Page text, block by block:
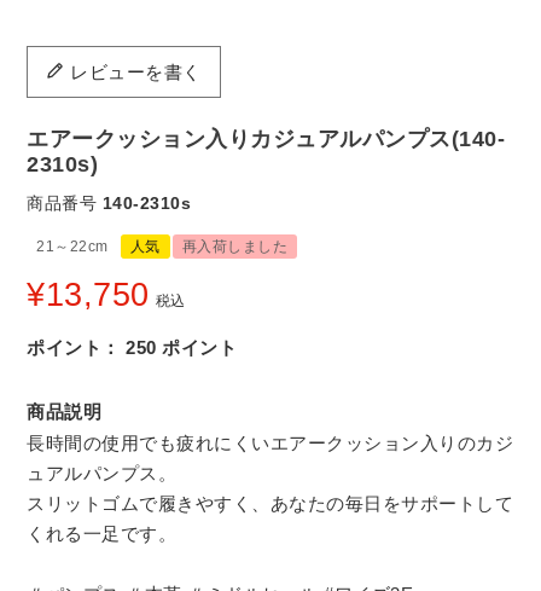
レビューを書く
エアークッション入りカジュアルパンプス(140-
2310s)
商品番号 140-2310s
21～22cm 人気 再入荷しました
¥13,750 税込
ポイント： 250 ポイント
商品説明
長時間の使用でも疲れにくいエアークッション入りのカジ
ュアルパンプス。
スリットゴムで履きやすく、あなたの毎日をサポートして
くれる一足です。